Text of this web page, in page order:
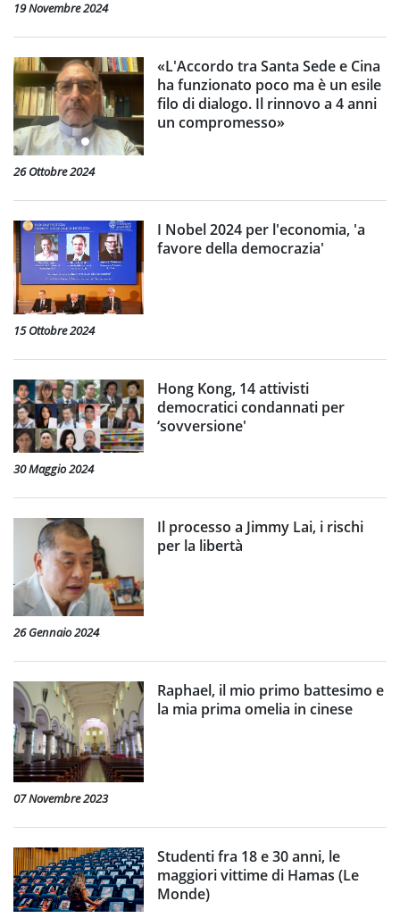
19 Novembre 2024
«L'Accordo tra Santa Sede e Cina
ha funzionato poco ma è un esile
filo di dialogo. Il rinnovo a 4 anni
un compromesso»
26 Ottobre 2024
I Nobel 2024 per l'economia, 'a
favore della democrazia'
15 Ottobre 2024
Hong Kong, 14 attivisti
democratici condannati per
‘sovversione'
30 Maggio 2024
Il processo a Jimmy Lai, i rischi
per la libertà
26 Gennaio 2024
Raphael, il mio primo battesimo e
la mia prima omelia in cinese
07 Novembre 2023
Studenti fra 18 e 30 anni, le
maggiori vittime di Hamas (Le
Monde)